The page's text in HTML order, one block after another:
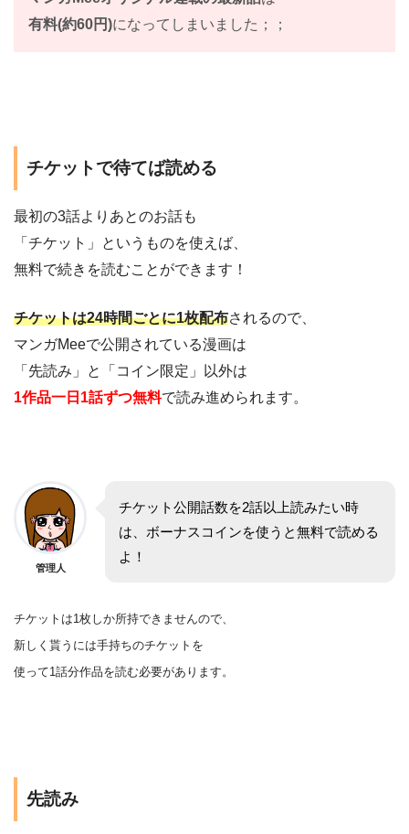
有料(約60円)になってしまいました；；
チケットで待てば読める
最初の3話よりあとのお話も
「チケット」というものを使えば、
無料で続きを読むことができます！
チケットは24時間ごとに1枚配布されるので、
マンガMeeで公開されている漫画は
「先読み」と「コイン限定」以外は
1作品一日1話ずつ無料で読み進められます。
管理人
チケット公開話数を2話以上読みたい時
は、ボーナスコインを使うと無料で読める
よ！
チケットは1枚しか所持できませんので、
新しく貰うには手持ちのチケットを
使って1話分作品を読む必要があります。
先読み